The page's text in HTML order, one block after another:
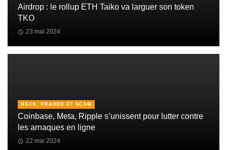
Airdrop : le rollup ETH Taiko va larguer son token
TKO
23 mai 2024
HACK, FRAUDE ET SCAM
Coinbase, Meta, Ripple s’unissent pour lutter contre
les arnaques en ligne
22 mai 2024